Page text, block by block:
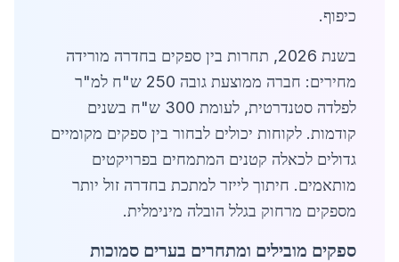
כיפוף.
בשנת 2026, תחרות בין ספקים בחדרה מורידה
מחירים: חברה ממוצעת גובה 250 ש"ח למ"ר
לפלדה סטנדרטית, לעומת 300 ש"ח בשנים
קודמות. לקוחות יכולים לבחור בין ספקים מקומיים
גדולים לכאלה קטנים המתמחים בפרויקטים
מותאמים. חיתוך לייזר למתכת בחדרה זול יותר
מספקים מרחוק בגלל הובלה מינימלית.
ספקים מובילים ומתחרים בערים סמוכות